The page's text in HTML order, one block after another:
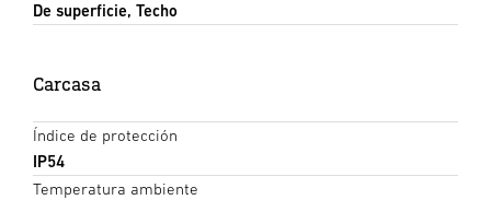
De superficie, Techo
Carcasa
Índice de protección
IP54
Temperatura ambiente